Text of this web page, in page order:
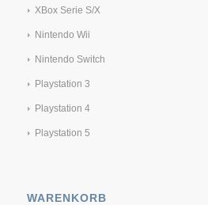
XBox Serie S/X
Nintendo Wii
Nintendo Switch
Playstation 3
Playstation 4
Playstation 5
WARENKORB